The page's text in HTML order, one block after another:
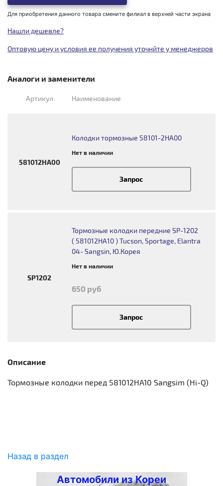
Для приобретения данного товара смените филиал в верхней части экрана
Нашли дешевле?
Оптовую цену и условия ее получения уточнйте у менеджеров
Аналоги и заменители
Артикул Наименование
581012HA00
Колодки тормозные 58101-2HA00
Нет в наличии
Запрос
SP1202
Тормозные колодки передние SP-1202
( 581012HA10 ) Tucson, Sportage, Elantra
04- Sangsin, Ю.Корея
Нет в наличии
650 руб
Запрос
Описание
Тормозные колодки перед 581012HA10 Sangsim (Hi-Q)
Назад в раздел
Автомобили из Кореи